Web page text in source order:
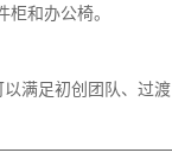
和办公椅。
满足初创团队、过渡